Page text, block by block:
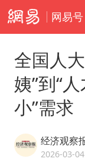
网易号
全国人
姨”到“
小”需求
经济观察
2026-03-